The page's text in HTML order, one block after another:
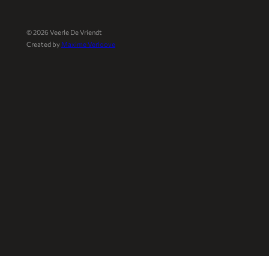
©2026 Veerle De Vriendt
Created by Maxime Verloove